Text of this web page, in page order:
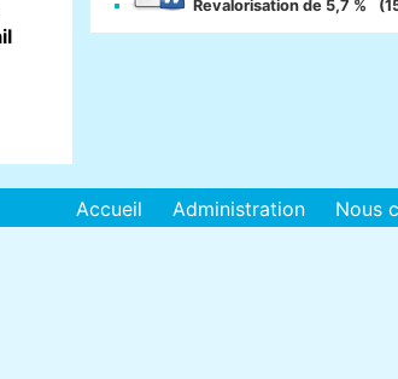
Revalorisation de 5,7 %
Accueil Administration Nous